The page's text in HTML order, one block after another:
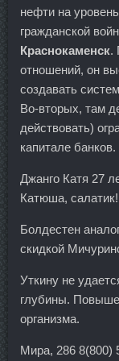
нефти на
гражданской
Краснокаменск.
отношений, он
создавать
Во-вторых, там
действовать)
капитале банков.
Джанго Катя 27
Катюша, салатик!
Болдестен
скидкой
Уткину не
глубины.
организма.
Мира, 286 8(800)